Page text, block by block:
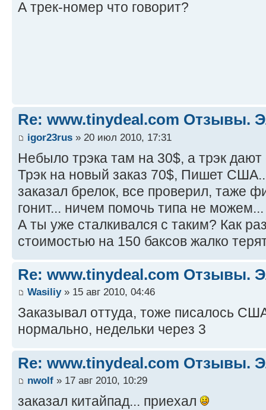
А трек-номер что говорит?
Re: www.tinydeal.com Отзывы.
igor23rus » 20 июл 2010, 17:31
Небыло трэка там на 30$, а трэк
Трэк на новый заказ 70$, Пишет
заказал брелок, все проверил, таже
гонит... ничем помочь типа не
А ты уже сталкивался с таким? Как
стоимостью на 150 баксов жалко
Re: www.tinydeal.com Отзывы.
Wasiliy» 15 авг 2010, 04:46
Заказывал оттуда, тоже писалось
нормально, недельки через 3
Re: www.tinydeal.com Отзывы.
nwolf » 17 авг 2010, 10:29
заказал китайпад... приехал